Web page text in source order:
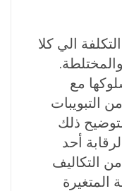
الي كلا
مع
التبويبات
ذلك
أحد
التكاليف
المتغيرة